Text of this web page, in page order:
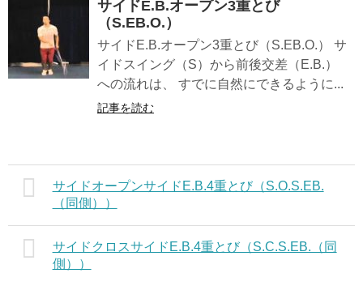
サイドE.B.オープン3重とび
（S.EB.O.）
サイドE.B.オープン3重とび（S.EB.O.） サ
イドスイング（S）から前後交差（E.B.）
への流れは、 すでに自然にできるように...
記事を読む
サイドオープンサイドE.B.4重とび（S.O.S.EB.
（同側））
サイドクロスサイドE.B.4重とび（S.C.S.EB.（同
側））